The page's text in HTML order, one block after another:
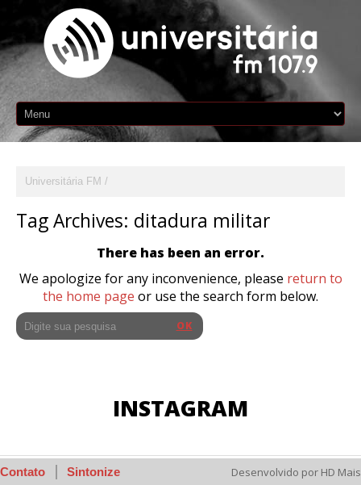
Universitária FM
Tag Archives: ditadura militar
There has been an error.
We apologize for any inconvenience, please return to
the home page or use the search form below.
INSTAGRAM
Contato Sintonize Desenvolvido por HD Mais